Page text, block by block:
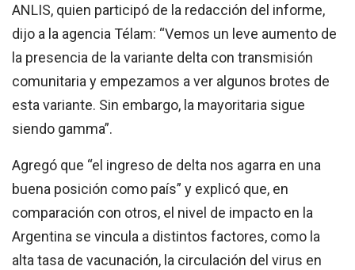
ANLIS, quien participó de la redacción del informe,
dijo a la agencia Télam: “Vemos un leve aumento de
la presencia de la variante delta con transmisión
comunitaria y empezamos a ver algunos brotes de
esta variante. Sin embargo, la mayoritaria sigue
siendo gamma”.
Agregó que “el ingreso de delta nos agarra en una
buena posición como país” y explicó que, en
comparación con otros, el nivel de impacto en la
Argentina se vincula a distintos factores, como la
alta tasa de vacunación, la circulación del virus en